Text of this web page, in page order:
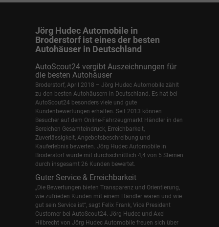
Jörg Hudec Automobile in
Broderstorf ist eines der besten
Autohäuser in Deutschland
AutoScout24 vergibt Auszeichnungen für
die besten Autohäuser
Broderstorf, April 2018 – Jörg Hudec Automobile zählt
zu den besten Autohäusern in Deutschland. Es hat bei
AutoScout24 besonders viele und gute
Kundenbewertungen erhalten. Seit 2013 können
Besucher auf dem Online-Fahrzeugmarkt Händler in den
Bereichen Gesamteindruck, Erreichbarkeit,
Zuverlässigkeit, Angebotsbeschreibung und
Kauferlebnis bewerten. Jörg Hudec Automobile in
Broderstorf wurde mit durchschnittlich 4,4 von 5 Sternen
durch insgesamt 26 Kunden bewertet.
Guter Service & Erreichbarkeit
„Die Bewertungen bieten Transparenz und Orientierung,
wie zufrieden Kunden mit einem Händler waren und wie
gut sein Service ist“, sagt Felix Frank, Vice President
Customer bei AutoScout24. Jörg Hudec und Axel
Hilbrecht von Jörg Hudec Automobile freuen sich über